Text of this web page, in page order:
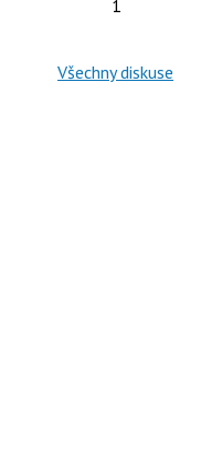
1
Všechny diskuse